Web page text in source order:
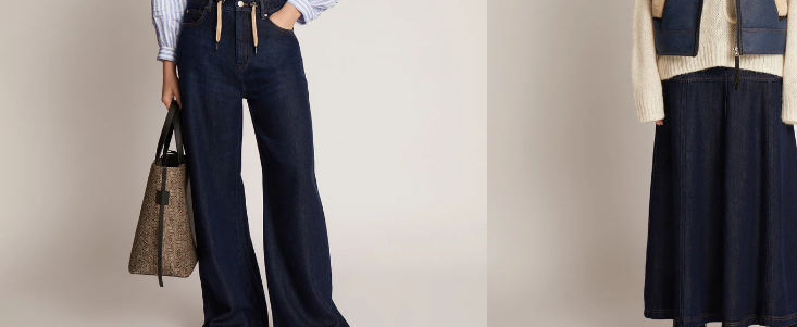
Meld u aan bij uw account om producten aan
voegen en uw eerder opgeslagen artikelen te
LOGIN